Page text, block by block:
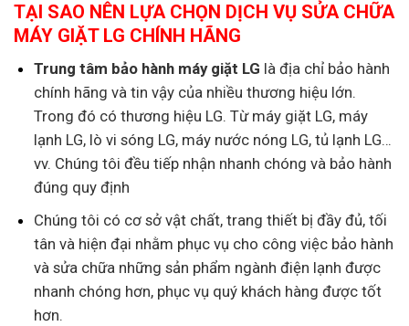
TẠI SAO NÊN LỰA CHỌN DỊCH VỤ SỬA CHỮA
MÁY GIẶT LG CHÍNH HÃNG
Trung tâm bảo hành máy giặt LG là địa chỉ bảo hành
chính hãng và tin vậy của nhiều thương hiệu lớn.
Trong đó có thương hiệu LG. Từ máy giặt LG, máy
lạnh LG, lò vi sóng LG, máy nước nóng LG, tủ lạnh LG…
vv. Chúng tôi đều tiếp nhận nhanh chóng và bảo hành
đúng quy định
Chúng tôi có cơ sở vật chất, trang thiết bị đầy đủ, tối
tân và hiện đại nhằm phục vụ cho công việc bảo hành
và sửa chữa những sản phẩm ngành điện lạnh được
nhanh chóng hơn, phục vụ quý khách hàng được tốt
hơn.